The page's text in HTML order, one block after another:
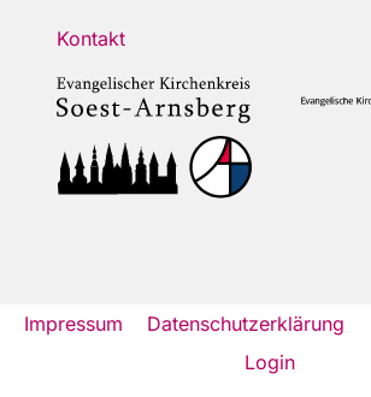
Kontakt
Impressum Datenschutzerklärung
Login